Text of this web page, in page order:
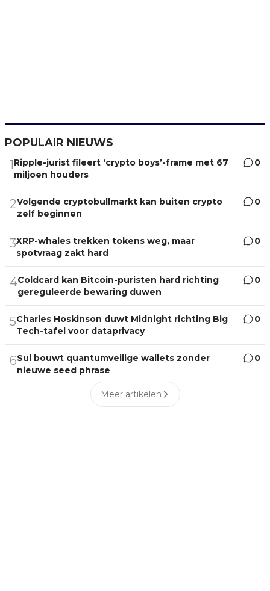
POPULAIR NIEUWS
1Ripple-jurist fileert ‘crypto boys’-frame met 67
miljoen houders
0
2Volgende cryptobullmarkt kan buiten crypto
zelf beginnen
0
3XRP-whales trekken tokens weg, maar
spotvraag zakt hard
0
4Coldcard kan Bitcoin-puristen hard richting
gereguleerde bewaring duwen
0
5Charles Hoskinson duwt Midnight richting Big
Tech-tafel voor dataprivacy
0
6Sui bouwt quantumveilige wallets zonder
nieuwe seed phrase
0
Meer artikelen